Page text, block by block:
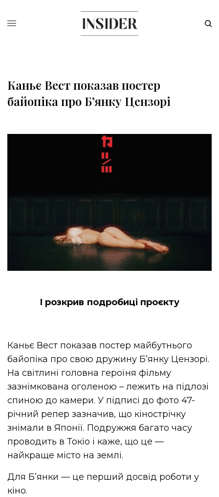
Каньє Вест показав постер
байопіка про Б’янку Цензорі
І розкрив подробиці проєкту
Каньє Вест показав постер майбутнього
байопіка про свою дружину Б’янку Цензорі.
На світлині головна героїня фільму
зазнімкована оголеною – лежить на підлозі
спиною до камери. У підписі до фото 47-
річний репер зазначив, що кінострічку
знімали в Японії. Подружжя багато часу
проводить в Токіо і каже, що це —
найкраще місто на землі.
Для Б’янки — це перший досвід роботи у
кіно.